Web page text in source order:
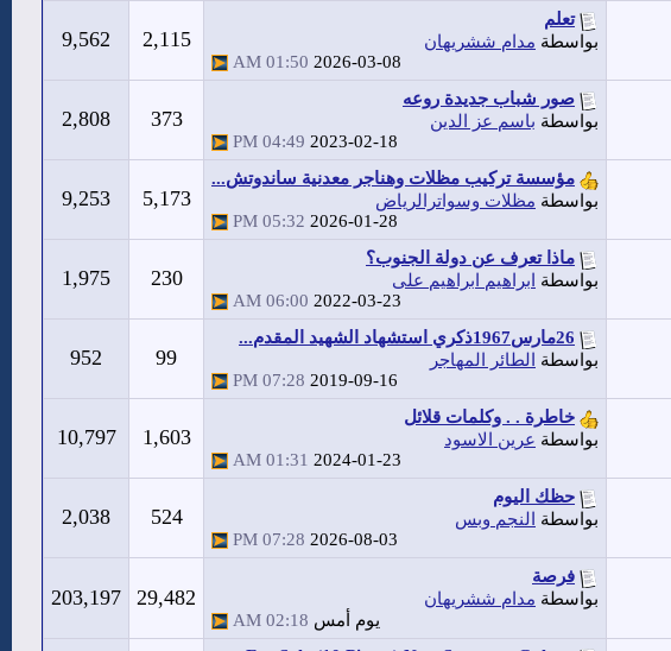
تعلم
بواسطة مدام ششريهان
2026-03-08
01:50 AM
2,115
9,562
صور شباب جديدة روعه
بواسطة باسم عز الدين
2023-02-18
04:49 PM
373
2,808
مؤسسة تركيب مظلات وهناجر معدنية ساندوتش...
بواسطة مظلات وسواترالرياض
2026-01-28
05:32 PM
5,173
9,253
ماذا تعرف عن دولة الجنوب؟
بواسطة ابراهيم ابراهيم على
2022-03-23
06:00 AM
230
1,975
26مارس1967ذكري استشهاد الشهيد المقدم...
بواسطة الطائر المهاجر
2019-09-16
07:28 PM
99
952
خاطرة . . وكلمات قلائل
بواسطة عرين الاسود
2024-01-23
01:31 AM
1,603
10,797
حظك اليوم
بواسطة النجم وبس
2026-08-03
07:28 PM
524
2,038
فرصة
بواسطة مدام ششريهان
يوم أمس 02:18 AM
29,482
203,197